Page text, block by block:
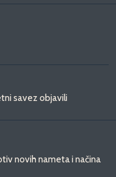
savez objavili
novih nameta i načina